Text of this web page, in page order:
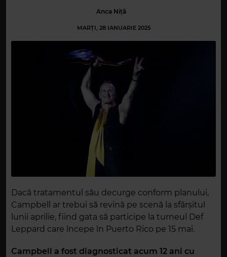
Anca Niță
MARȚI, 28 IANUARIE 2025
Dacă tratamentul său decurge conform planului,
Campbell ar trebui să revină pe scenă la sfârșitul
lunii aprilie, fiind gata să participe la turneul Def
Leppard care începe în Puerto Rico pe 15 mai.
Campbell a fost diagnosticat acum 12 ani cu